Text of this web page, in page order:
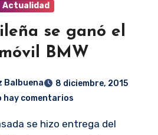
Actualidad
se ganó el
BMW
Balbuena
8 diciembre, 2015
hay comentarios